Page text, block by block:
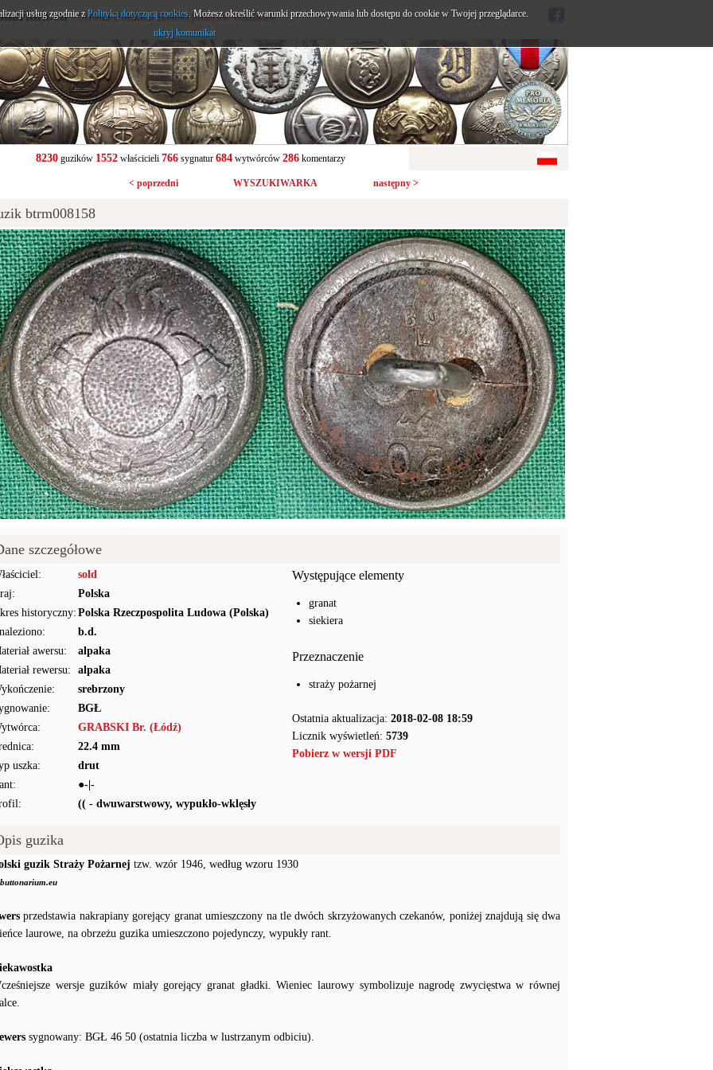
- Strona Polskich Kolekcjonerów Guzików
8230guzików 1552właścicieli 766sygnatur 684wytwórców 286komentarzy
< poprzedni WYSZUKIWARKA następny >
btrm008158
szczegółowe
sold
Polska
historyczny: Polska Rzeczpospolita Ludowa (Polska)
b.d.
awersu:
alpaka
rewersu:
alpaka
srebrzony
BGŁ
GRABSKI Br. (Łódź)
22.4 mm
uszka:
drut
●-|-
(( - dwuwarstwowy, wypukło-wklęsły
Występujące elementy
granat
siekiera
Przeznaczenie
straży pożarnej
Ostatnia aktualizacja: 2018-02-08 18:59
Licznik wyświetleń: 5739
Pobierz w wersji PDF
guzika
guzik Straży Pożarnej tzw. wzór 1946, według wzoru 1930
przedstawia nakrapiany gorejący granat umieszczony na tle dwóch skrzyżowanych czekanów, poniżej znajdują się dwa
laurowe, na obrzeżu guzika umieszczono pojedynczy, wypukły rant.
wersje guzików miały gorejący granat gładki. Wieniec laurowy symbolizuje nagrodę zwycięstwa w równej
sygnowany: BGŁ 46 50 (ostatnia liczba w lustrzanym odbiciu).
usług zgodnie zPolityką dotyczącą cookies. Możesz określić warunki przechowywania lub dostępu do cookie w Twojej przeglądarce.
ukryj komunikat